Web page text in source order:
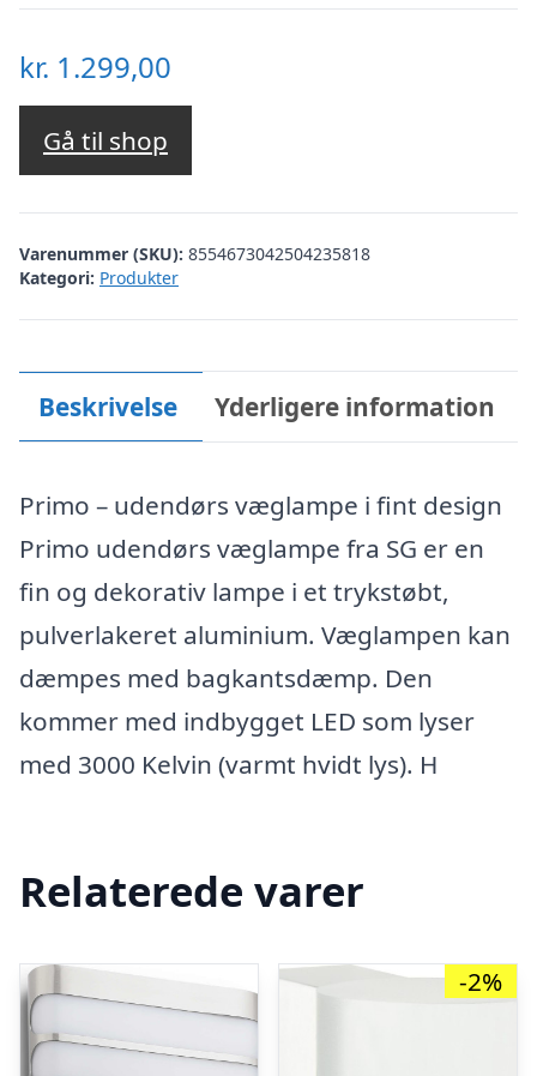
kr. 1.299,00
Gå til shop
Varenummer (SKU): 8554673042504235818
Kategori: Produkter
Beskrivelse Yderligere information
Primo – udendørs væglampe i fint design
Primo udendørs væglampe fra SG er en
fin og dekorativ lampe i et trykstøbt,
pulverlakeret aluminium. Væglampen kan
dæmpes med bagkantsdæmp. Den
kommer med indbygget LED som lyser
med 3000 Kelvin (varmt hvidt lys). H
Relaterede varer
-2%